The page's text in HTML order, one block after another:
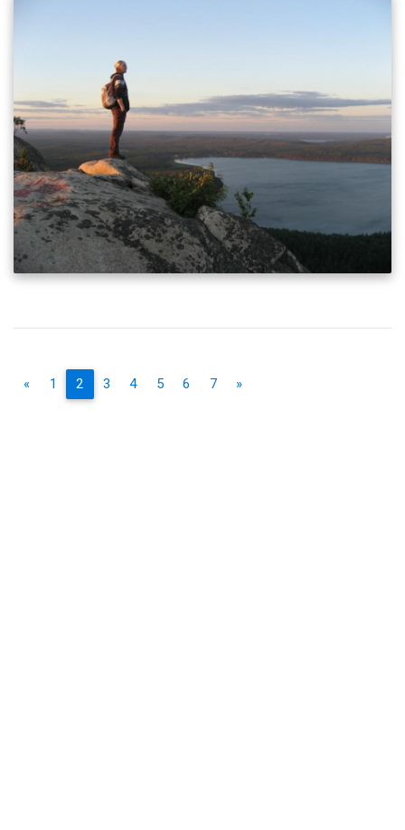
« 1 2 3 4 5 6 7 »